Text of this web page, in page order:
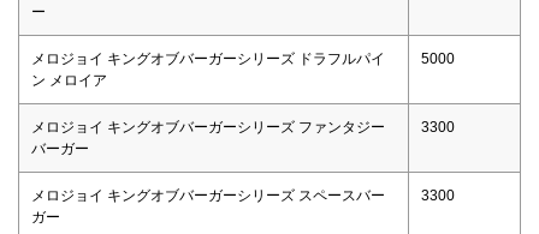
ー
メロジョイ キングオブバーガーシリーズ ドラフルパイ
ン メロイア
5000
メロジョイ キングオブバーガーシリーズ ファンタジー
バーガー
3300
メロジョイ キングオブバーガーシリーズ スペースバー
ガー
3300